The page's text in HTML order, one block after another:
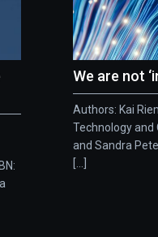
We are not
Authors: Kai
Technology and
and Sandra
[...]